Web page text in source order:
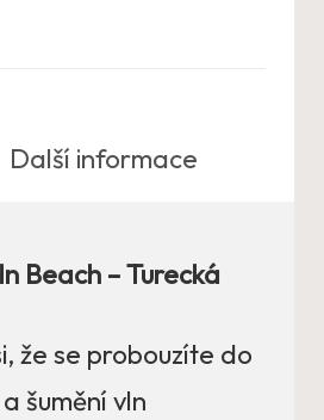
Další informace
Beach – Turecká
že se probouzíte do
šumění vln